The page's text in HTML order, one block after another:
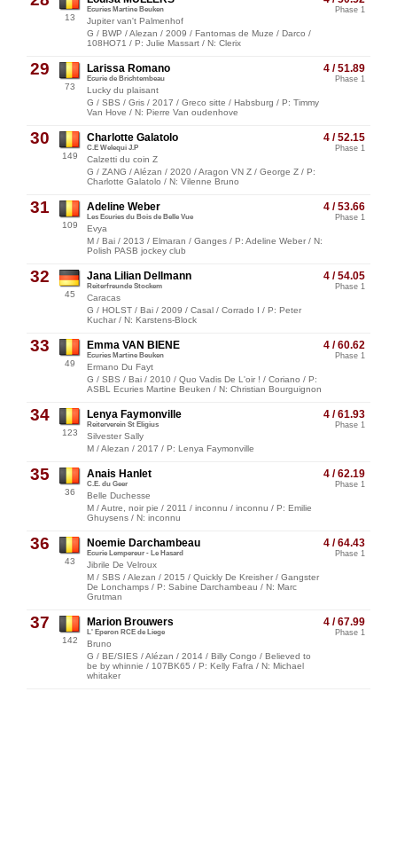
13
Phase 1
Ecuries Martine Beuken
Jupiter van't Palmenhof
G / BWP / Alezan / 2009 / Fantomas de Muze / Darco /
108HO71 / P: Julie Massart / N: Clerix
29
73
4 / 51.89
Phase 1
Larissa Romano
Ecurie de Brichtembeau
Lucky du plaisant
G / SBS / Gris / 2017 / Greco sitte / Habsburg / P: Timmy
Van Hove / N: Pierre Van oudenhove
30
149
4 / 52.15
Phase 1
Charlotte Galatolo
C.E Welequi J.P
Calzetti du coin Z
G / ZANG / Alézan / 2020 / Aragon VN Z / George Z / P:
Charlotte Galatolo / N: Vilenne Bruno
31
109
4 / 53.66
Phase 1
Adeline Weber
Les Ecuries du Bois de Belle Vue
Evya
M / Bai / 2013 / Elmaran / Ganges / P: Adeline Weber / N:
Polish PASB jockey club
32
45
4 / 54.05
Phase 1
Jana Lilian Dellmann
Reiterfreunde Stockem
Caracas
G / HOLST / Bai / 2009 / Casal / Corrado I / P: Peter
Kuchar / N: Karstens-Block
33
49
4 / 60.62
Phase 1
Emma VAN BIENE
Ecuries Martine Beuken
Ermano Du Fayt
G / SBS / Bai / 2010 / Quo Vadis De L'oir ! / Coriano / P:
ASBL Ecuries Martine Beuken / N: Christian Bourguignon
34
123
4 / 61.93
Phase 1
Lenya Faymonville
Reiterverein St Eligius
Silvester Sally
M / Alezan / 2017 / P: Lenya Faymonville
35
36
4 / 62.19
Phase 1
Anais Hanlet
C.E. du Geer
Belle Duchesse
M / Autre, noir pie / 2011 / inconnu / inconnu / P: Emilie
Ghuysens / N: inconnu
36
43
4 / 64.43
Phase 1
Noemie Darchambeau
Ecurie Lempereur - Le Hasard
Jibrile De Velroux
M / SBS / Alezan / 2015 / Quickly De Kreisher / Gangster
De Lonchamps / P: Sabine Darchambeau / N: Marc
Grutman
37
142
4 / 67.99
Phase 1
Marion Brouwers
L' Eperon RCE de Liege
Bruno
G / BE/SIES / Alézan / 2014 / Billy Congo / Believed to
be by whinnie / 107BK65 / P: Kelly Fafra / N: Michael
whitaker